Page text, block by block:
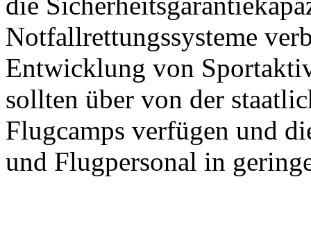
Notfallrettungssysteme
Entwicklung von
sollten über von der
Flugcamps verfügen und
und Flugpersonal in